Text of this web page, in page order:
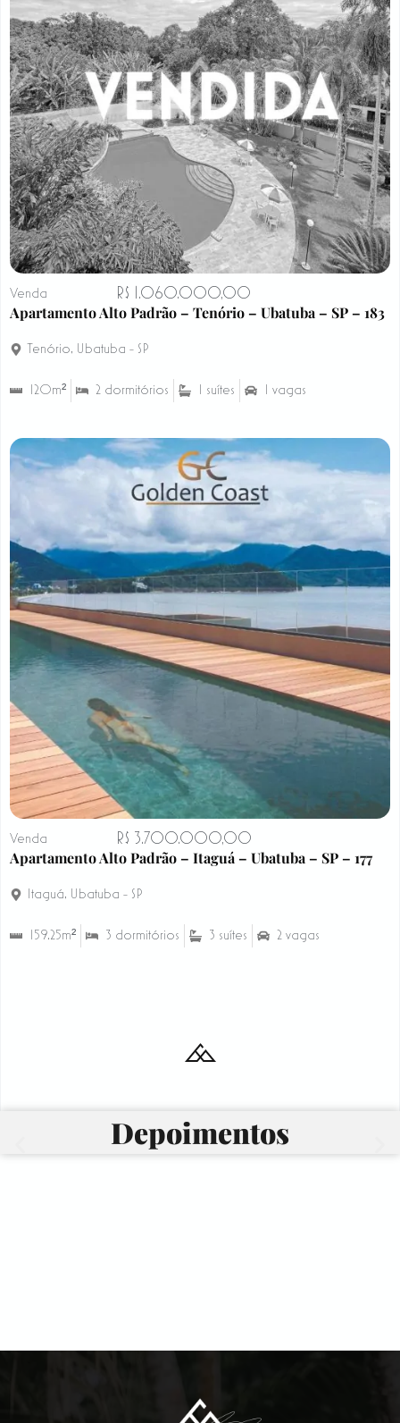
Venda R$ 1.060.000,00
Apartamento Alto Padrão – Tenório – Ubatuba – SP – 183
Tenório, Ubatuba - SP
120m² 2 dormitórios 1 suítes 1 vagas
Venda R$ 3.700.000,00
Apartamento Alto Padrão – Itaguá – Ubatuba – SP – 177
Itaguá, Ubatuba - SP
159.25m² 3 dormitórios 3 suítes 2 vagas
Depoimentos